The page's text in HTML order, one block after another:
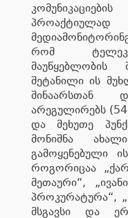
რომ
მაუწყებლობის
შეტანილი ის
შინაარსთან
არეგულირებს
და მეხუთე
მონიშნა
გამოყენებული
როგორიცაა
მეთაური“,
პროკურატურა“,
მსგავსი და